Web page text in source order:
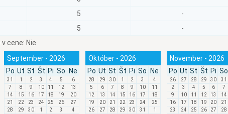
5 -
5 -
cene: Nie
September - 2026
Po Ut St Št Pi So Ne
31 1 2 3 4 5
6
7
8 9 10 11 12
13
14
15 16 17 18 19
20
21
22 23 24 25 26
27
28
29 30 1 2 3 4
Október - 2026
Po Ut St Št Pi So Ne
28 29 30 1 2 3
4
5
6 7 8 9 10
11
12
13 14 15 16 17
18
19
20 21 22 23 24
25
26
27 28 29 30 31 1
November - 2026
Po Ut St Št Pi So
26 27 28 29 30 31
2
3 4 5 6 7
9
10 11 12 13 14
16
17 18 19 20 21
23
24 25 26 27 28